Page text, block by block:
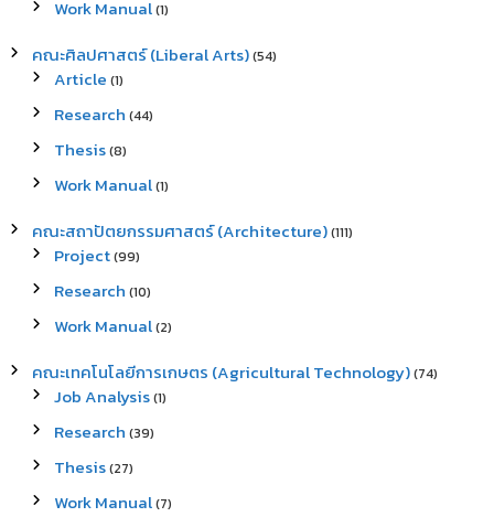
Work Manual(1)
คณะศิลปศาสตร์ (Liberal Arts)(54)
Article (1)
Research (44)
Thesis(8)
Work Manual(1)
คณะสถาปัตยกรรมศาสตร์ (Architecture)(111)
Project(99)
Research (10)
Work Manual(2)
คณะเทคโนโลยีการเกษตร (Agricultural Technology)(74)
Job Analysis(1)
Research (39)
Thesis(27)
Work Manual(7)